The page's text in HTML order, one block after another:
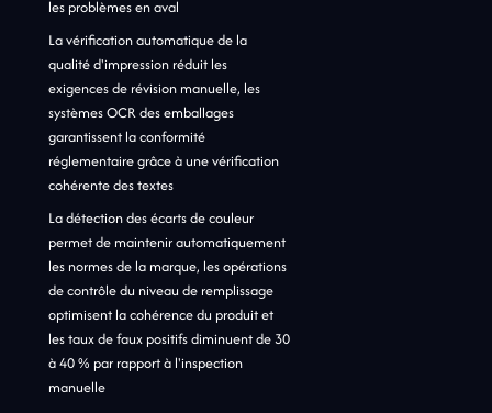
les problèmes en aval
La vérification automatique de la
qualité d'impression réduit les
exigences de révision manuelle, les
systèmes OCR des emballages
garantissent la conformité
réglementaire grâce à une vérification
cohérente des textes
La détection des écarts de couleur
permet de maintenir automatiquement
les normes de la marque, les opérations
de contrôle du niveau de remplissage
optimisent la cohérence du produit et
les taux de faux positifs diminuent de 30
à 40 % par rapport à l'inspection
manuelle